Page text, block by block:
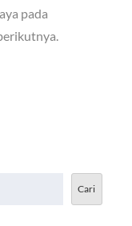
pada
Cari